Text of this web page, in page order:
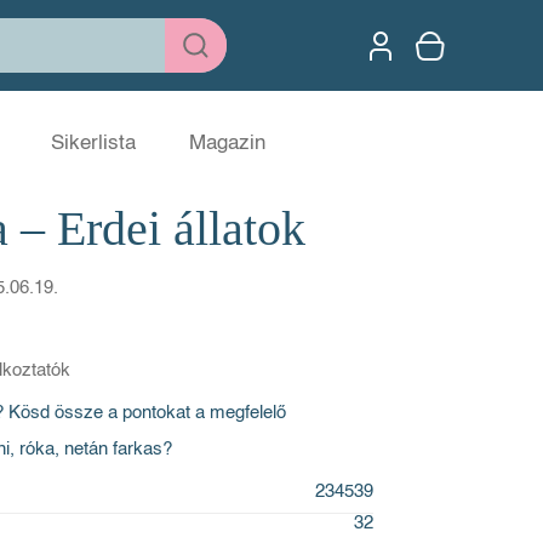
Sikerlista Magazin
– Erdei állatok
össze a pontokat a megfelelő
róka, netán farkas?
234539
32